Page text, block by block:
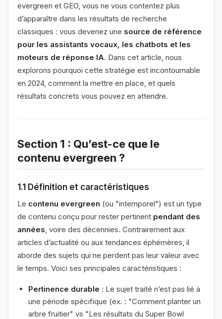
evergreen et GEO, vous ne vous contentez plus
d’apparaître dans les résultats de recherche
classiques : vous devenez une source de référence
pour les assistants vocaux, les chatbots et les
moteurs de réponse IA. Dans cet article, nous
explorons pourquoi cette stratégie est incontournable
en 2024, comment la mettre en place, et quels
résultats concrets vous pouvez en attendre.
Section 1 : Qu’est-ce que le
contenu evergreen ?
1.1 Définition et caractéristiques
Le contenu evergreen (ou "intemporel") est un type
de contenu conçu pour rester pertinent pendant des
années, voire des décennies. Contrairement aux
articles d’actualité ou aux tendances éphémères, il
aborde des sujets qui ne perdent pas leur valeur avec
le temps. Voici ses principales caractéristiques :
Pertinence durable : Le sujet traité n’est pas lié à
une période spécifique (ex. : "Comment planter un
arbre fruitier" vs "Les résultats du Super Bowl